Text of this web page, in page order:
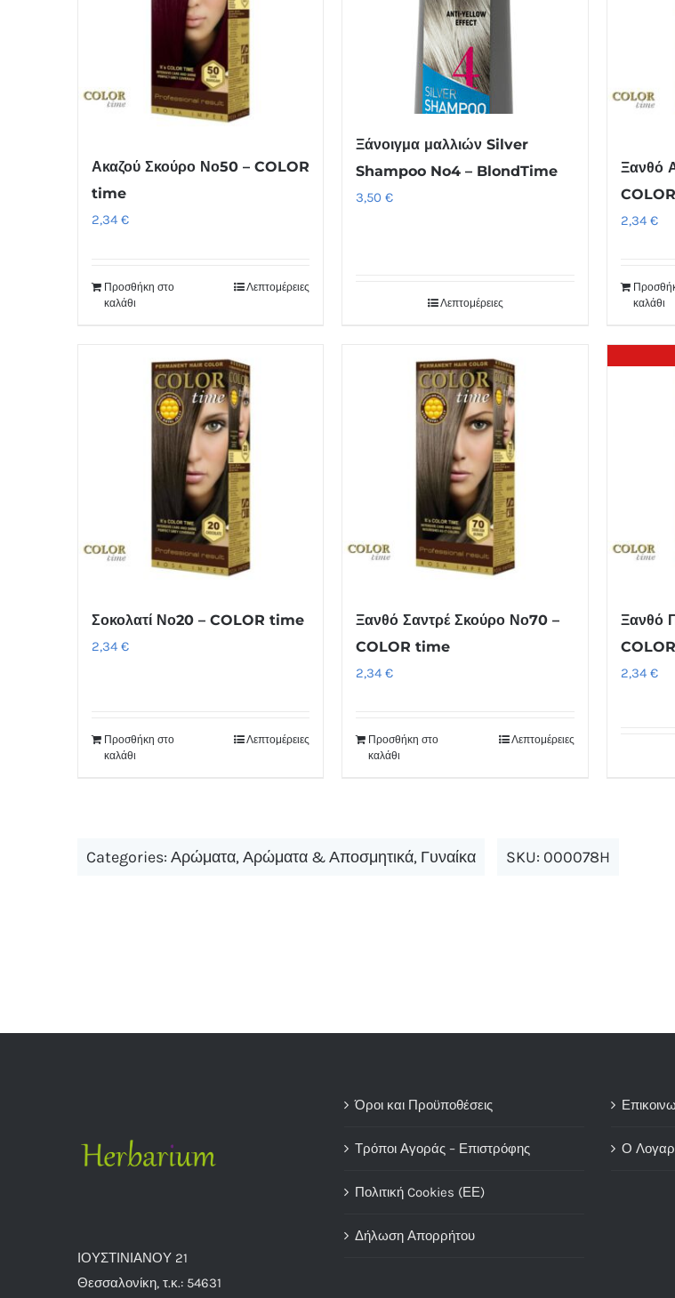
Ακαζού Σκούρο Νο50 – COLOR
time
2,34 €
Προσθήκη στο
καλάθι
Λεπτομέρειες
Ξάνοιγμα μαλλιών Silver
Shampoo No4 – BlondTime
3,50€
Λεπτομέρειες
Ξανθό
2,34 €
καλάθι
Σοκολατί Νο20 – COLOR time
2,34 €
Προσθήκη στο
καλάθι
Λεπτομέρειες
Ξανθό Σαντρέ Σκούρο Νο70 –
COLOR time
2,34€
Προσθήκη στο
καλάθι
Λεπτομέρειες
Ξανθό
2,34 €
Categories: Αρώματα,Αρώματα & Αποσμητικά, Γυναίκα SKU: 000078H
ΙΟΥΣΤΙΝΙΑΝΟΥ 21
Θεσσαλονίκη, τ.κ.: 54631
Όροι και Προϋποθέσεις
Τρόποι Αγοράς – Επιστρόφης
Πολιτική Cookies (ΕΕ)
Δήλωση Απορρήτου
Ο